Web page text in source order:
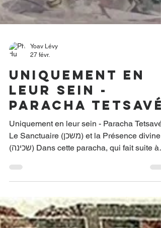
Yoav Lévy
Uniquement en
leur sein -
Paracha Tetsavé